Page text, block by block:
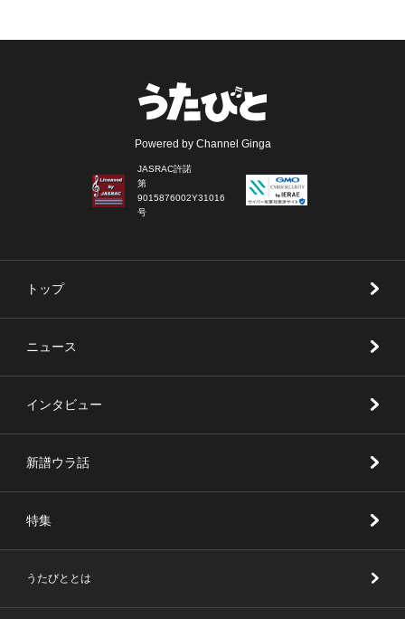
Powered by Channel Ginga
JASRAC許諾
第
9015876002Y31016
号
トップ
ニュース
インタビュー
新譜ウラ話
特集
うたびととは